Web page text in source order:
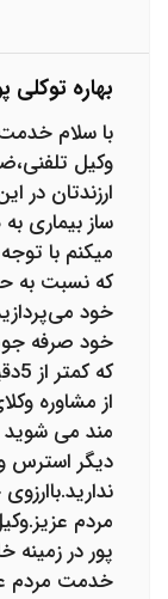
بهاره توکلی
با سلام
وکیل
ارزندتان
ساز بیماری
میکنم با
که نسبت به
خود
خود صرفه
که
از مشاوره
مند می شوید
دیگر استرس
مردم
خدمت مردم